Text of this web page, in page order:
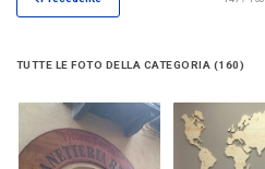
TUTTE LE FOTO DELLA CATEGORIA (160)